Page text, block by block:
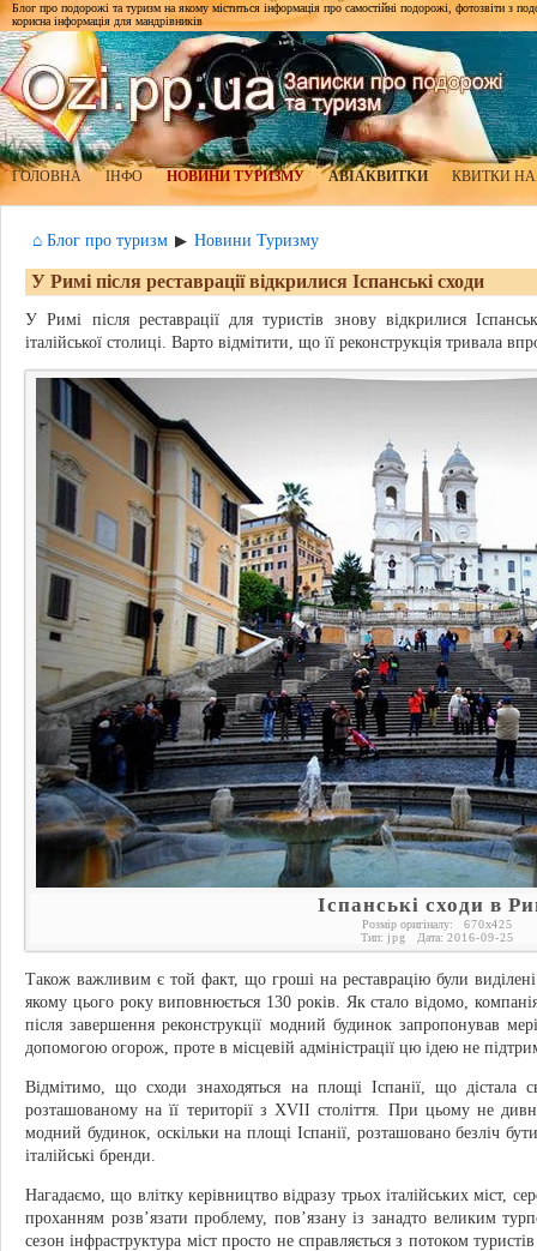
Блог про подорожі та туризм на якому міститься інформація про самостійні подорожі, фотозвіти з
корисна інформація для мандрівників
ГОЛОВНА ІНФО НОВИНИ ТУРИЗМУ АВІАКВИТКИ КВИТКИ
⌂ Блог про туризм ▶ Новини Туризму
У Римі після реставрації відкрилися Іспанські сходи
У Римі після реставрації для туристів знову відкрилися
італійської столиці. Варто відмітити, що її реконструкція тривала
Іспанські сходи в
Розмір оригіналу: 670x425
Тип: jpg Дата: 2016-09-25
Також важливим є той факт, що гроші на реставрацію були
якому цього року виповнюється 130 років. Як стало відомо,
після завершення реконструкції модний будинок запропонував
допомогою огорож, проте в місцевій адміністрації цю ідею не
Відмітимо, що сходи знаходяться на площі Іспанії, що дістала
розташованому на її території з XVII століття. При цьому не
модний будинок, оскільки на площі Іспанії, розташовано безліч
італійські бренди.
Нагадаємо, що влітку керівництво відразу трьох італійських міст,
проханням розв’язати проблему, пов’язану із занадто великим
сезон інфраструктура міст просто не справляється з потоком